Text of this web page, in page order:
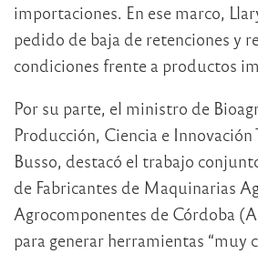
importaciones. En ese marco,
pedido de baja de retenciones y
condiciones frente a productos
Por su parte, el ministro de
Producción, Ciencia e Innovación
Busso, destacó el trabajo
de Fabricantes de Maquinarias
Agrocomponentes de Córdoba
para generar herramientas “muy